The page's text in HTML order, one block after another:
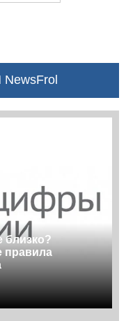
близко?
правила